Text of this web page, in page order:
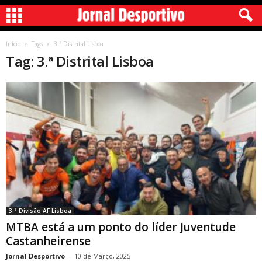
Início Tags 3.ª Distrital Lisboa
Tag: 3.ª Distrital Lisboa
3.ª Divisão AF Lisboa
MTBA está a um ponto do líder Juventude
Castanheirense
Jornal Desportivo - 10 de Março, 2025